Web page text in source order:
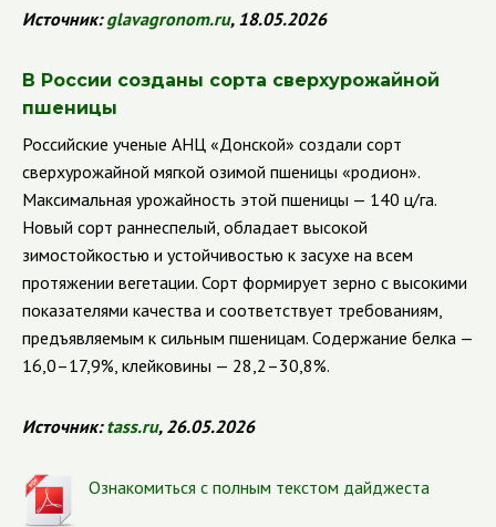
Источник:glavagronom.ru, 18.05.2026
В России созданы сорта сверхурожайной
пшеницы
Российские ученые АНЦ «Донской» создали сорт
сверхурожайной мягкой озимой пшеницы «родион».
Максимальная урожайность этой пшеницы — 140 ц/га.
Новый сорт раннеспелый, обладает высокой
зимостойкостью и устойчивостью к засухе на всем
протяжении вегетации. Сорт формирует зерно с высокими
показателями качества и соответствует требованиям,
предъявляемым к сильным пшеницам. Содержание белка —
16,0–17,9%, клейковины — 28,2–30,8%.
Источник:tass.ru, 26.05.2026
Ознакомиться с полным текстом дайджеста